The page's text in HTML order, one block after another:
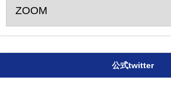
ゴ
ー
公式twitter